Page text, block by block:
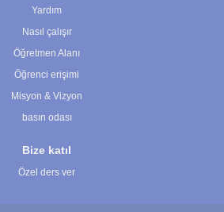
Yardım
Nasıl çalışır
Öğretmen Alanı
Öğrenci erişimi
Misyon & Vizyon
basın odası
Bize katıl
Özel ders ver